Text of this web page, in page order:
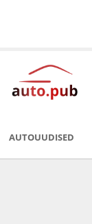
AUTOUUDISED